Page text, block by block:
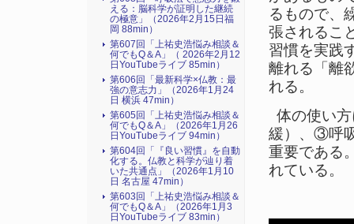
るもので、
張されるこ
習慣を実践
離れる「離
れる。
体の使い
緩）、③呼
重要である
れている。
える：脳科学が証明した継続
の極意」（2026年2月15日福
岡 88min）
第607回「上祐史浩悩み相談＆
何でもQ＆A」（ 2026年2月12
日YouTubeライブ 85min）
第606回「最新科学×仏教：最
強の意志力」（2026年1月24
日 横浜 47min）
第605回「上祐史浩悩み相談＆
何でもQ＆A」（2026年1月26
日YouTubeライブ 94min）
第604回「『良い習慣』を自動
化する。仏教と科学が辿り着
いた共通点」（2026年1月10
日 名古屋 47min）
第603回「上祐史浩悩み相談＆
何でもQ＆A」（2026年1月3
日YouTubeライブ 83min）